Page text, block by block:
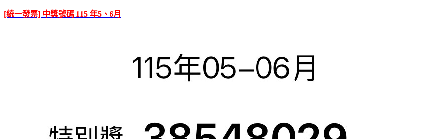
[統一發票] 中獎號碼 115 年5、6月